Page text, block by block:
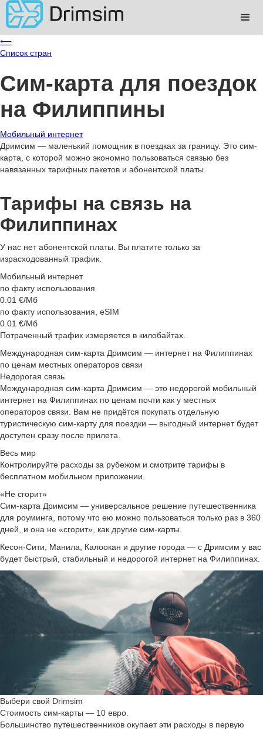
⟵
Список стран
Сим-карта для поездок
на Филиппины
Мобильный интернет
Дримсим — маленький помощник в поездках за границу. Это сим-
карта, с которой можно экономно пользоваться связью без
навязанных тарифных пакетов и абонентской платы.
Тарифы на связь на
Филиппинах
У нас нет абонентской платы. Вы платите только за
израсходованный трафик.
Мобильный интернет
по факту использования
0.01 €/Мб
по факту использования, eSIM
0.01 €/Мб
Потраченный трафик измеряется в килобайтах.
Международная сим‑карта Дримсим — интернет на Филиппинах
по ценам местных операторов связи
Недорогая связь
Международная сим‑карта Дримсим — это недорогой мобильный
интернет на Филиппинах по ценам почти как у местных
операторов связи. Вам не придётся покупать отдельную
туристическую сим-карту для поездки — выгодный интернет будет
доступен сразу после прилета.
Весь мир
Контролируйте расходы за рубежом и смотрите тарифы в
бесплатном мобильном приложении.
«Не сгорит»
Сим-карта Дримсим — универсальное решение путешественника
для роуминга, потому что ею можно пользоваться только раз в 360
дней, и она не «сгорит», как другие сим-карты.
Кесон-Сити, Манила, Калоокан и другие города — с Дримсим у вас
будет быстрый, стабильный и недорогой интернет на Филиппинах.
Выбери свой Drimsim
Стоимость сим-карты — 10 евро.
Большинство путешественников окупает эти расходы в первую